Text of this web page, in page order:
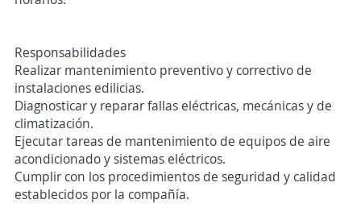
Responsabilidades
Realizar mantenimiento preventivo y correctivo de
instalaciones edilicias.
Diagnosticar y reparar fallas eléctricas, mecánicas y de
climatización.
Ejecutar tareas de mantenimiento de equipos de aire
acondicionado y sistemas eléctricos.
Cumplir con los procedimientos de seguridad y calidad
establecidos por la compañía.